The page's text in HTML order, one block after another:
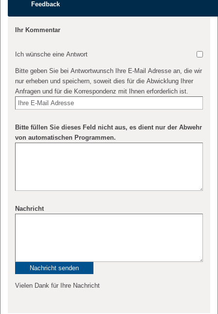
Feedback
Ihr Kommentar
Ich wünsche eine Antwort
Bitte geben Sie bei Antwortwunsch Ihre E-Mail Adresse an, die wir
nur erheben und speichern, soweit dies für die Abwicklung Ihrer
Anfragen und für die Korrespondenz mit Ihnen erforderlich ist.
Bitte füllen Sie dieses Feld nicht aus, es dient nur der Abwehr
von automatischen Programmen.
Nachricht
Vielen Dank für Ihre Nachricht